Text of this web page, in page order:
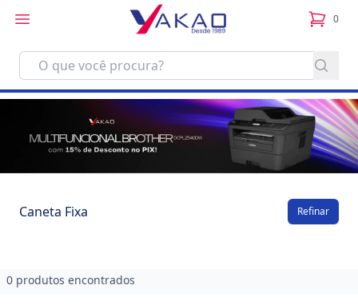
0
itens
Caneta Fixa Refinar
0 produtos encontrados